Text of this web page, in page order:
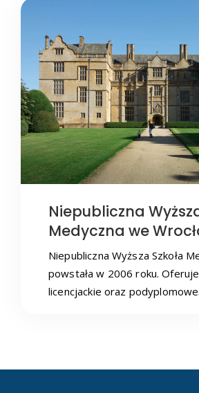
Niepubliczna
Medyczna we
Niepubliczna Wyższa Szkoła
powstała w 2006 roku.
licencjackie oraz